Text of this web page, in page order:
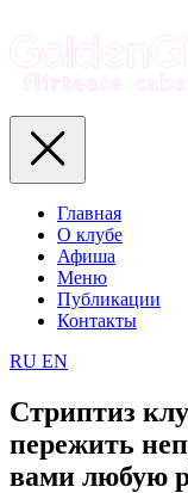
Главная
О клубе
Афиша
Меню
Публикации
Контакты
RU EN
Стриптиз
пережить
вами любую